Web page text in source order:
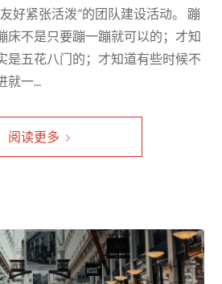
好紧张活泼”的团队建设活动。 蹦
床不是只要蹦一蹦就可以的；才知
是五花八门的；才知道有些时候不
就一...
阅读更多